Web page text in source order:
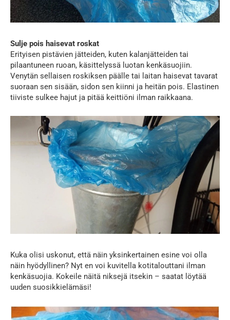
Sulje pois haisevat roskat
Erityisen pistävien jätteiden, kuten kalanjätteiden tai
pilaantuneen ruoan, käsittelyssä luotan kenkäsuojiin.
Venytän sellaisen roskiksen päälle tai laitan haisevat tavarat
suoraan sen sisään, sidon sen kiinni ja heitän pois. Elastinen
tiiviste sulkee hajut ja pitää keittiöni ilman raikkaana.
Kuka olisi uskonut, että näin yksinkertainen esine voi olla
näin hyödyllinen? Nyt en voi kuvitella kotitalouttani ilman
kenkäsuojia. Kokeile näitä niksejä itsekin – saatat löytää
uuden suosikkielämäsi!